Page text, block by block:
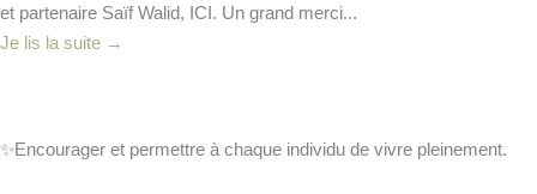
et partenaire Saïf Walid, ICI. Un grand merci...
Je lis la suite →
✨Encourager et permettre à chaque individu de vivre pleinement.